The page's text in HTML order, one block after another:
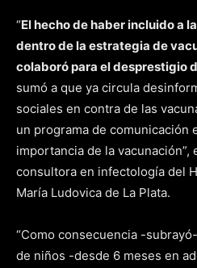
“El hecho de haber incluido a
dentro de la estrategia de
colaboró para el desprestigio
sumó a que ya circula
sociales en contra de las
un programa de comunicación
importancia de la vacunación”,
consultora en infectología del
María Ludovica de La Plata.
“Como consecuencia -
de niños -desde 6 meses en